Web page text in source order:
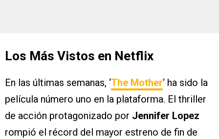
Los Más Vistos en Netflix
En las últimas semanas, ‘The Mother‘ ha sido la
película número uno en la plataforma. El thriller
de acción protagonizado por Jennifer Lopez
rompió el récord del mayor estreno de fin de